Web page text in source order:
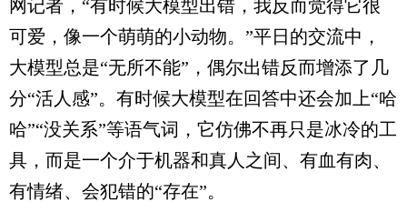
网记者，“有时候大模型出错，我反而觉得它很
可爱，像一个萌萌的小动物。”平日的交流中，
大模型总是“无所不能”，偶尔出错反而增添了几
分“活人感”。有时候大模型在回答中还会加上“哈
哈”“没关系”等语气词，它仿佛不再只是冰冷的工
具，而是一个介于机器和真人之间、有血有肉、
有情绪、会犯错的“存在”。